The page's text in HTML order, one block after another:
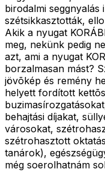
birodalmi
szétsikkasztották,
Akik a nyugat
meg, nekünk pedig
azt, ami a nyugat
borzalmasan mást?
jövõkép és remény
helyett fordított
behajtási díjakat,
városokat,
szétrohasztott
tanárok),
még soerolhatnám